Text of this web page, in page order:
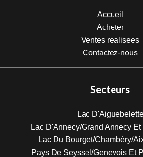
Accueil
Acheter
Ventes realisees
Contactez-nous
Secteurs
Lac D'Aiguebelette
Lac D'Annecy/Grand Annecy
Lac Du Bourget/Chambéry/
Pays De Seyssel/Genevois Et